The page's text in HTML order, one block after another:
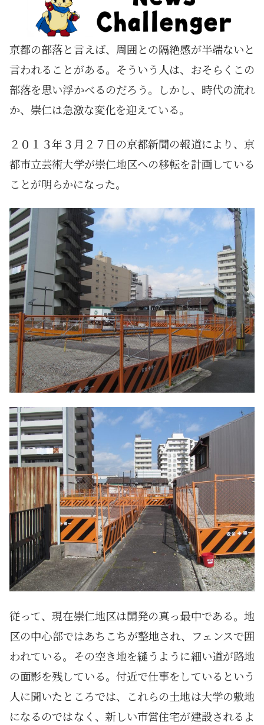
京都の部落と言えば、周囲との隔絶感が半端ないと
言われることがある。そういう人は、おそらくこの
部落を思い浮かべるのだろう。しかし、時代の流れ
か、崇仁は急激な変化を迎えている。
２０１３年３月２７日の京都新聞の報道により、京
都市立芸術大学が崇仁地区への移転を計画している
ことが明らかになった。
従って、現在崇仁地区は開発の真っ最中である。地
区の中心部ではあちこちが整地され、フェンスで囲
われている。その空き地を縫うように細い道が路地
の面影を残している。付近で仕事をしているという
人に聞いたところでは、これらの土地は大学の敷地
になるのではなく、新しい市営住宅が建設されるよ